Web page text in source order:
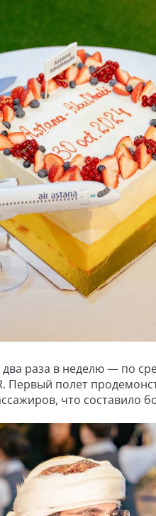
раза в неделю — по
Первый полет
что составило